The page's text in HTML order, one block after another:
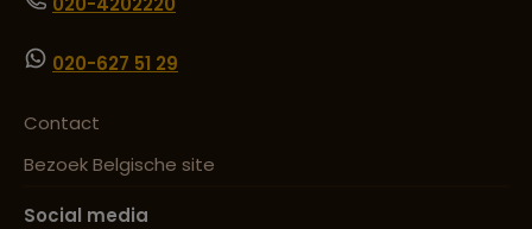
020-627 51 29
Contact
Bezoek Belgische site
Social media